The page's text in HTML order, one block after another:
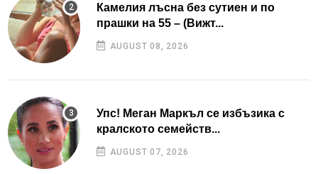
Камелия лъсна без сутиен и по
прашки на 55 – (Вижт...
AUGUST 08, 2026
Упс! Меган Маркъл се избъзика с
кралското семейств...
AUGUST 07, 2026